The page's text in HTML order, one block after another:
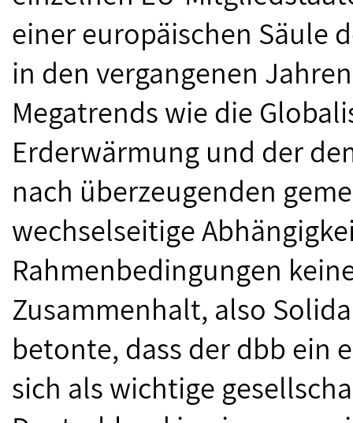
einer europäischen Säule
in den vergangenen
Megatrends wie die
Erderwärmung und der
nach überzeugenden
wechselseitige
Rahmenbedingungen
Zusammenhalt, also
betonte, dass der dbb ein
sich als wichtige